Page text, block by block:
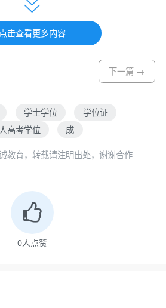
汉理工大学继续教育学院及
校确认的具备招生资格的
升本科还需要本人登陆中
息网查询本人毕业证并打
教育部学历电子注册备案
承诺书并核对报名登记信
点击查看更多内容
下一篇 →
学士学位
学位证
高考学位
成
教育，转载请注明出处，谢谢合作
0人点赞